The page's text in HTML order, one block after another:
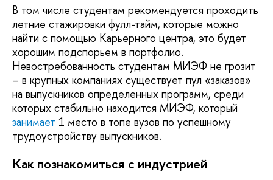
В том числе студентам рекомендуется проходить
летние стажировки фулл-тайм, которые можно
найти с помощью Карьерного центра, это будет
хорошим подспорьем в портфолио.
Невостребованность студентам МИЭФ не грозит
– в крупных компаниях существует пул «заказов»
на выпускников определенных программ, среди
которых стабильно находится МИЭФ, который
занимает 1 место в топе вузов по успешному
трудоустройству выпускников.
Как познакомиться с индустрией